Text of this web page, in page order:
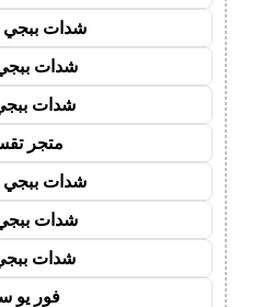
شدات
شدات ببجي
شدات
متجر
شدات
شدات ببجي
شدات
فور يو